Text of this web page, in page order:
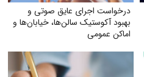
درخواست اجرای عایق صوتی و
بهبود آکوستیک سالن‌ها، خیابان‌ها و
اماکن عمومی